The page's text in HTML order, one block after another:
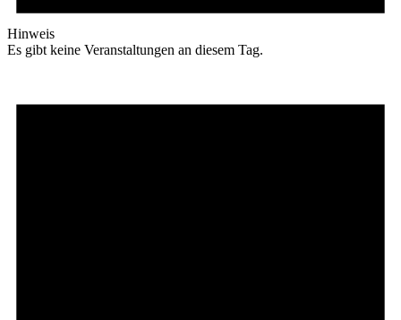
Hinweis
Es gibt keine Veranstaltungen an diesem Tag.